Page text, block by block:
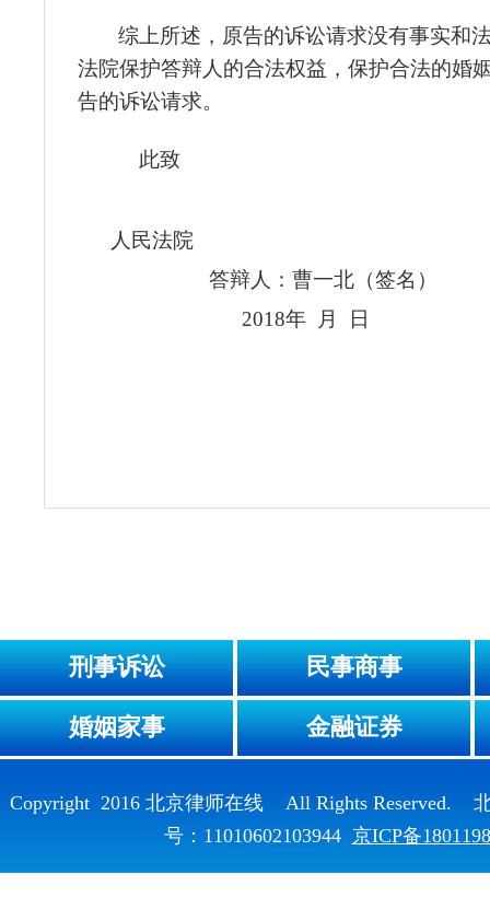
综上所述，原告的诉讼请求没有事实和
法院保护答辩人的合法权益，保护合法的婚
告的诉讼请求。
此致
人民法院
答辩人： 曹一北 （签名）
2018年 月 日
刑事诉讼 民事商事
婚姻家事 金融证券
Copyright 2016 北京律师在线 All Rights Reserved.
号：11010602103944 京ICP备